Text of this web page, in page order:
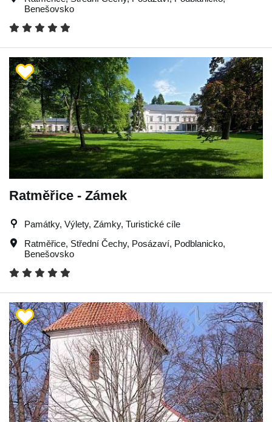
Benešovsko
Ratměřice - Zámek
Památky, Výlety, Zámky, Turistické cíle
Ratměřice, Střední Čechy, Posázaví, Podblanicko,
Benešovsko